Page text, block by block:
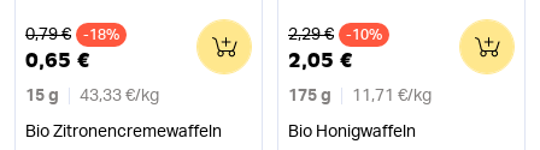
Alter Preis
0,79 € -18%
0,65 €
15 g 43,33 €/ kg
Bio Zitronencremewaffeln
0 Alter Preis
2,29 € -10%
2,05 €
175 g 11,71 €/ kg
Bio Honigwaffeln
0